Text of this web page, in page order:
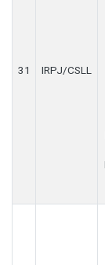
31 IRPJ/CSLL